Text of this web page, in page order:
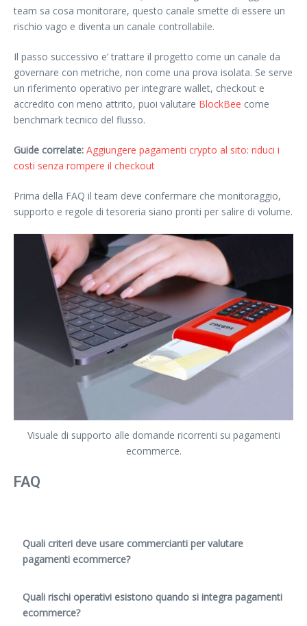
team sa cosa monitorare, questo canale smette di essere un
rischio vago e diventa un canale controllabile.
Il passo successivo e’ trattare il progetto come un canale da
governare con metriche, non come una prova isolata. Se serve
un riferimento operativo per integrare wallet, checkout e
accredito con meno attrito, puoi valutare BlockBee come
benchmark tecnico del flusso.
Guide correlate: Aggiungere pagamenti crypto al sito: riduci i
costi senza rompere il checkout
Prima della FAQ il team deve confermare che monitoraggio,
supporto e regole di tesoreria siano pronti per salire di volume.
Visuale di supporto alle domande ricorrenti su pagamenti
ecommerce.
FAQ
Quali criteri deve usare commercianti per valutare
pagamenti ecommerce?
Quali rischi operativi esistono quando si integra pagamenti
ecommerce?